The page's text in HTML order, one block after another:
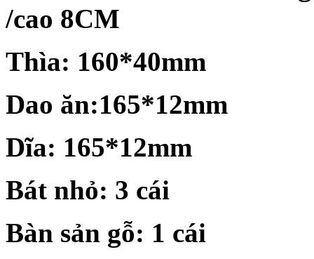
/cao 8CM
Thìa: 160*40mm
Dao ăn:165*12mm
Dĩa: 165*12mm
Bát nhỏ: 3 cái
Bàn sản gỗ: 1 cái